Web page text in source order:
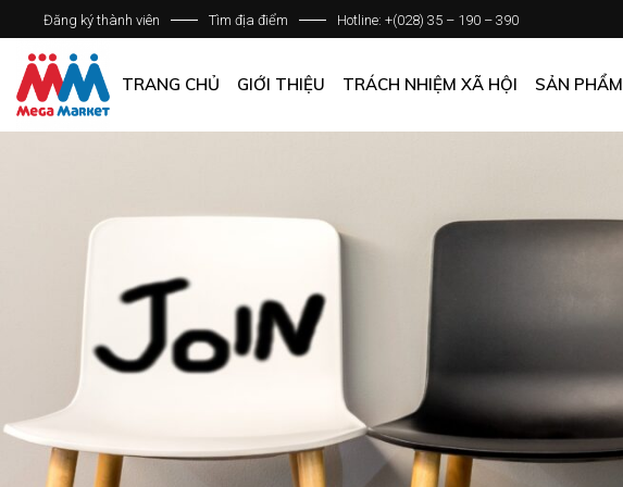
Đăng ký thành viên Tìm địa điểm Hotline: +(028) 35 – 190 – 390
TRANG CHỦ GIỚI THIỆU
DANH SÁCH HỆ THỐNG
CÁC CHÍNH SÁCH CHUNG
TRÁCH NHIỆM XÃ HỘI SẢN PHẨM
GIỚI THIỆU DOANH NGHIỆP
DANH SÁCH HỆ THỐNG